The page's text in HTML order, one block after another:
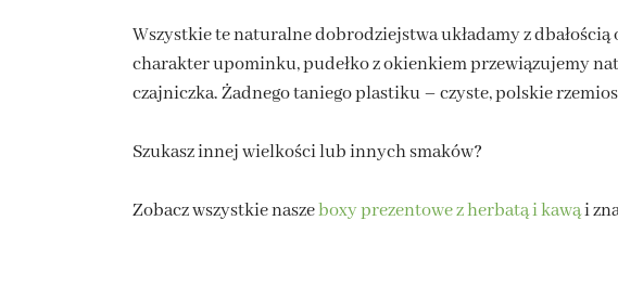
Wszystkie te naturalne dobrodziejstwa układamy z
charakter upominku, pudełko z okienkiem przewiązujemy
czajniczka. Żadnego taniego plastiku – czyste, polskie
Szukasz innej wielkości lub innych smaków?
Zobacz wszystkie naszeboxy prezentowe z herbatą i kawąi